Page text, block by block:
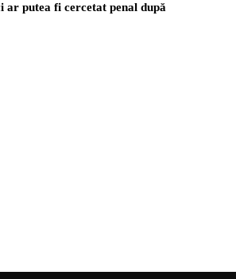
ar putea fi cercetat penal după